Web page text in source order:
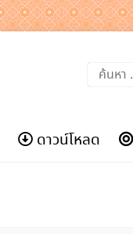
ค้นหา
สำหรับ:
ดาวน์โหลด